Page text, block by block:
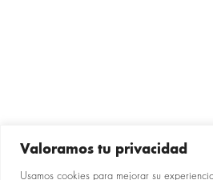
Valoramos tu privacidad
Usamos cookies para mejorar su